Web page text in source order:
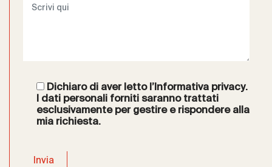
Dichiaro di aver letto l’Informativa privacy.
I dati personali forniti saranno trattati
esclusivamente per gestire e rispondere alla
mia richiesta.